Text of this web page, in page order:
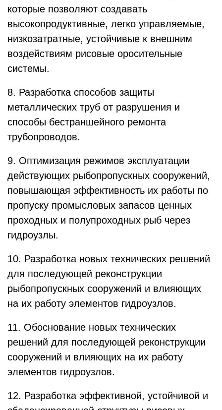
которые позволяют создавать
высокопродуктивные, легко управляемые,
низкозатратные, устойчивые к внешним
воздействиям рисовые оросительные
системы.
8. Разработка способов защиты
металлических труб от разрушения и
способы бестраншейного ремонта
трубопроводов.
9. Оптимизация режимов эксплуатации
действующих рыбопропускных сооружений,
повышающая эффективность их работы по
пропуску промысловых запасов ценных
проходных и полупроходных рыб через
гидроузлы.
10. Разработка новых технических решений
для последующей реконструкции
рыбопропускных сооружений и влияющих
на их работу элементов гидроузлов.
11. Обоснование новых технических
решений для последующей реконструкции
сооружений и влияющих на их работу
элементов гидроузлов.
12. Разработка эффективной, устойчивой и